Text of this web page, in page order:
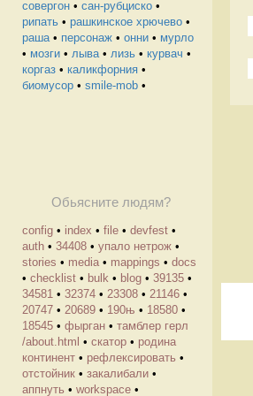
совергон • сан-рубциско •
рипать • рашкинское хрючево •
раша• персонаж • онни • мурло
• мозги • лыва• лизь • курвач •
коргаз • каликфорния •
биомусор • smile-mob •
Обьясните людям?
config • index • file • devfest •
auth • 34408 • упало нетрож •
stories • media • mappings • docs
• checklist • bulk • blog • 39135 •
34581 • 32374 • 23308 • 21146 •
20747 • 20689 • 190њ • 18580 •
18545 • фырган • тамблер герл
/about.html • скатор • родина
континент • рефлексировать •
отстойник • закалибали •
аппнуть • workspace •